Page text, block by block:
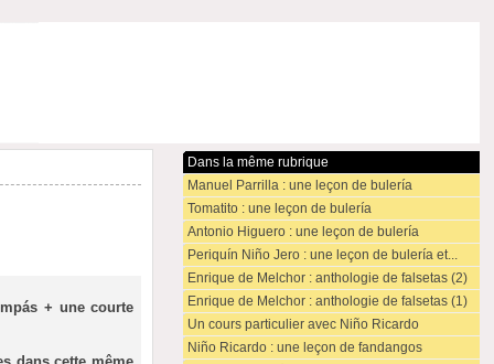
+ une courte
Dans la même rubrique
Manuel Parrilla : une leçon de bulería
Tomatito : une leçon de bulería
Antonio Higuero : une leçon de bulería
Periquín Niño Jero : une leçon de bulería et...
Enrique de Melchor : anthologie de falsetas (2)
Enrique de Melchor : anthologie de falsetas (1)
Un cours particulier avec Niño Ricardo
Niño Ricardo : une leçon de fandangos